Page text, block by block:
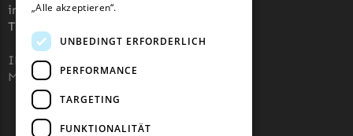
info@robotermaher-messer.de
Tel. +49 3641 8090878
IHK 67529623
MWST: NL857053759B01
„Alle akzeptieren“.
UNBEDINGT ERFORDERLICH
PERFORMANCE
TARGETING
FUNKTIONALITÄT